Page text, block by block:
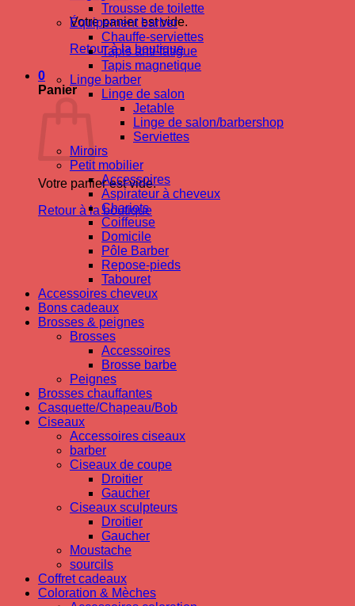
Votre panier est vide.
Retour à la boutique
0
Panier
Votre panier est vide.
Retour à la boutique
Trousse de toilette
Équipement barber
Chauffe-serviettes
Tapis anti-fatigue
Tapis magnetique
Linge barber
Linge de salon
Jetable
Linge de salon/barbershop
Serviettes
Miroirs
Petit mobilier
Accessoires
Aspirateur à cheveux
Chariots
Coiffeuse
Domicile
Pôle Barber
Repose-pieds
Tabouret
Accessoires cheveux
Bons cadeaux
Brosses & peignes
Brosses
Accessoires
Brosse barbe
Peignes
Brosses chauffantes
Casquette/Chapeau/Bob
Ciseaux
Accessoires ciseaux
barber
Ciseaux de coupe
Droitier
Gaucher
Ciseaux sculpteurs
Droitier
Gaucher
Moustache
sourcils
Coffret cadeaux
Coloration & Mèches